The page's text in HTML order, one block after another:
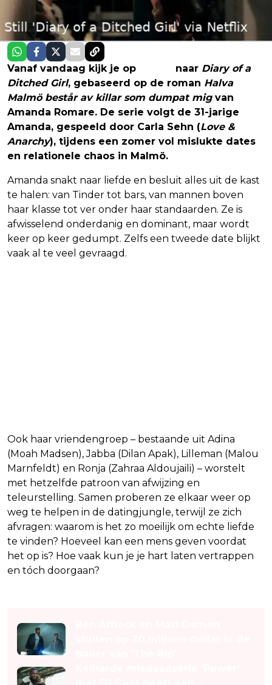
Vanaf vandaag kijk je op naar Diary of a
Ditched Girl, gebaseerd op de roman Halva
Malmö består av killar som dumpat migvan
Amanda Romare. De serie volgt de 31-jarige
Amanda, gespeeld door Carla Sehn (Love &
Anarchy), tijdens een zomer vol mislukte dates
en relationele chaos in Malmö.
Amanda snakt naar liefde en besluit alles uit de kast
te halen: van Tinder tot bars, van mannen boven
haar klasse tot ver onder haar standaarden. Ze is
afwisselend onderdanig en dominant, maar wordt
keer op keer gedumpt. Zelfs een tweede date blijkt
vaak al te veel gevraagd.
Ook haar vriendengroep – bestaande uit Adina
(Moah Madsen), Jabba (Dilan Apak), Lilleman (Malou
Marnfeldt) en Ronja (Zahraa Aldoujaili) – worstelt
met hetzelfde patroon van afwijzing en
teleurstelling. Samen proberen ze elkaar weer op
weg te helpen in de datingjungle, terwijl ze zich
afvragen: waarom is het zo moeilijk om echte liefde
te vinden? Hoeveel kan een mens geven voordat
het op is? Hoe vaak kun je je hart laten vertrappen
en tóch doorgaan?